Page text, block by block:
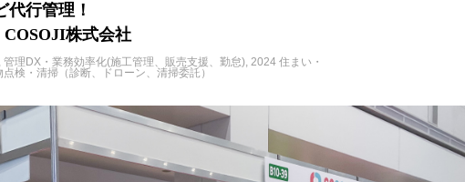
代行管理！
COSOJI株式会社
管理DX・業務効率化(施工管理、販売支援、勤怠) 2024 住まい・
点検・清掃（診断、ドローン、清掃委託）